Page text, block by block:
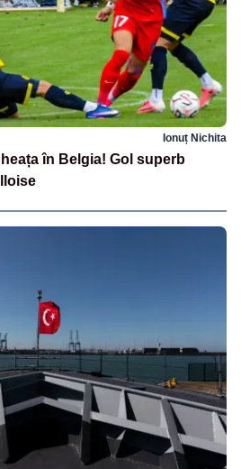
Ionuț Nichita
în Belgia! Gol superb